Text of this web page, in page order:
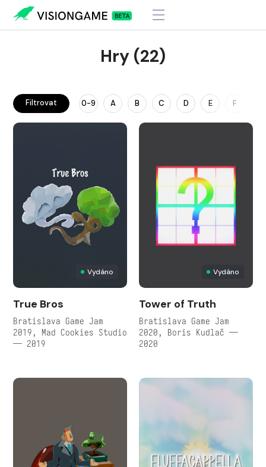
Hry (22)
Filtrovat 0-9 A B C D E F
Vydáno
True Bros
Bratislava Game Jam
2019, Mad Cookies Studio
— 2019
Vydáno
Tower of Truth
Bratislava Game Jam
2020, Boris Kudlač —
2020